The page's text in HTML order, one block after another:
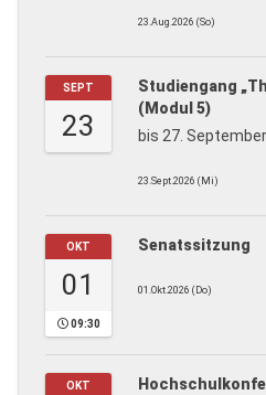
23.Aug.2026 (So)
SEPT
23
Studiengang
(Modul 5)
bis 27.
23.Sept.2026 (Mi)
OKT
01
09:30
Senatssitzung
01.Okt.2026 (Do)
OKT